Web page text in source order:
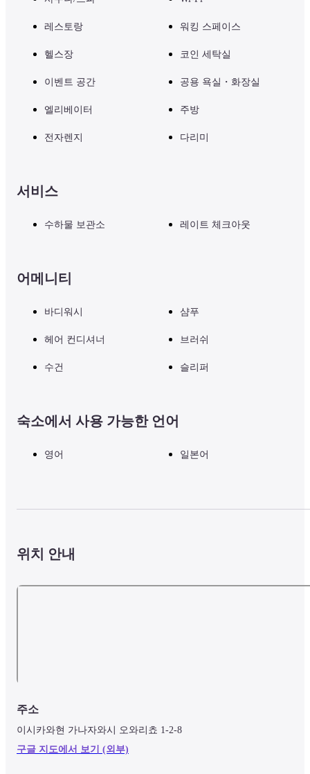
레스토랑 워킹 스페이스
헬스장 코인 세탁실
이벤트 공간 공용 욕실・화장실
엘리베이터 주방
전자렌지 다리미
서비스
수하물 보관소 레이트 체크아웃
어메니티
바디워시 샴푸
헤어 컨디셔너 브러쉬
수건 슬리퍼
숙소에서 사용 가능한 언어
영어 일본어
위치 안내
주소
이시카와현 가나자와시 오와리쵸 1-2-8
구글 지도에서 보기 (외부)